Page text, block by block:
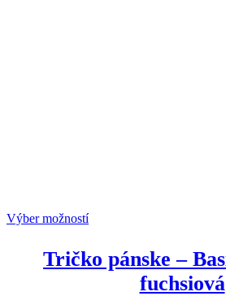
Výber možností
Tričko pánske –
fuchsiová